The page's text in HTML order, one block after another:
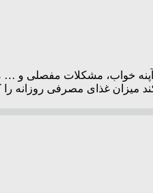
به عنوان یک بیماری جدی در نظر گرفته می‌شود که باعث بسیاری از بیماری‌های کشنده
غذای مصرفی روزانه را